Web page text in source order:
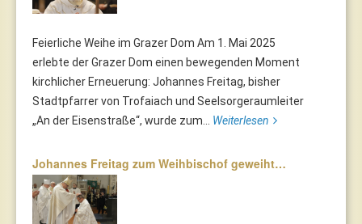
Feierliche Weihe im Grazer Dom Am 1. Mai 2025
erlebte der Grazer Dom einen bewegenden Moment
kirchlicher Erneuerung: Johannes Freitag, bisher
Stadtpfarrer von Trofaiach und Seelsorgeraumleiter
„An der Eisenstraße“, wurde zum... Weiterlesen
Johannes Freitag zum Weihbischof geweiht…